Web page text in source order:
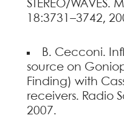
STEREO/WAVES.
18:3731–3742,
B. Cecconi.
source on
Finding) with
receivers. Radio
2007.